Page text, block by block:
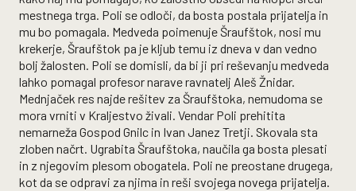
mestnega trga. Poli se odloči, da bosta postala prijatelja in
mu bo pomagala. Medveda poimenuje Šraufštok, nosi mu
krekerje, Šraufštok pa je kljub temu iz dneva v dan vedno
bolj žalosten. Poli se domisli, da bi ji pri reševanju medveda
lahko pomagal profesor narave ravnatelj Aleš Žnidar.
Mednjaček res najde rešitev za Šraufštoka, nemudoma se
mora vrniti v Kraljestvo živali. Vendar Poli prehitita
nemarneža Gospod Gnilc in Ivan Janez Tretji. Skovala sta
zloben načrt. Ugrabita Šraufštoka, naučila ga bosta plesati
in z njegovim plesom obogatela. Poli ne preostane drugega,
kot da se odpravi za njima in reši svojega novega prijatelja.